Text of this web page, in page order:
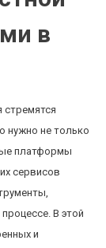
в
нужно не только
платформы
сервисов
В этой
и